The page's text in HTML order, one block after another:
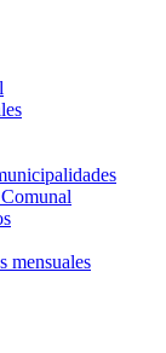
mensuales